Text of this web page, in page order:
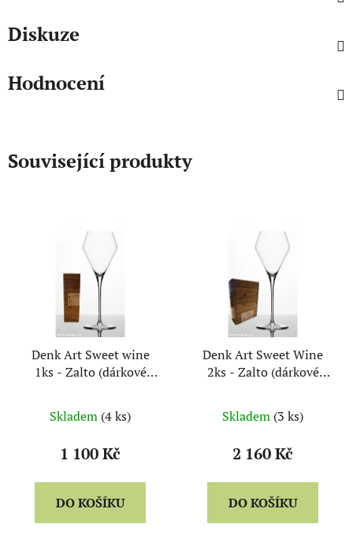
Diskuze
Hodnocení
Související produkty
Denk Art Sweet wine
1ks - Zalto (dárkové
Skladem (4 ks)
1 100 Kč
DO KOŠÍKU
Denk Art Sweet Wine
2ks - Zalto (dárkové
Skladem (3 ks)
2 160 Kč
DO KOŠÍKU